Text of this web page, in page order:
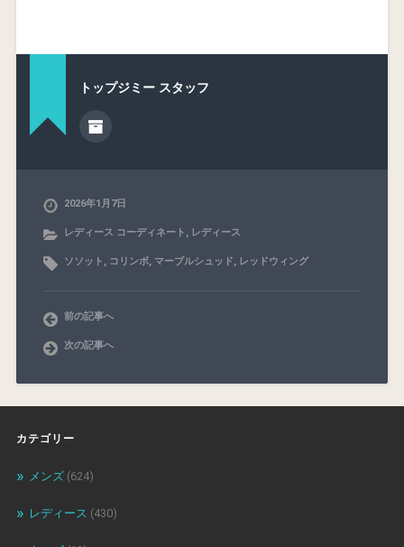
トップジミー スタッフ
2026年1月7日
レディース コーディネート , レディース
ソソット , コリンボ, マーブルシュッド, レッドウィング
前の記事へ
次の記事へ
カテゴリー
メンズ(624)
レディース (430)